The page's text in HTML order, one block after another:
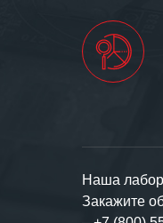
Наша
Закажите